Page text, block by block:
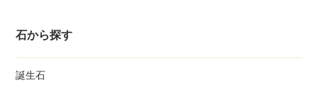
石から探す
誕生石